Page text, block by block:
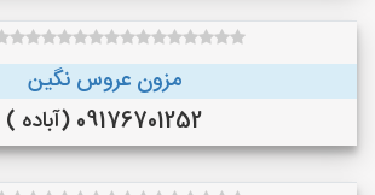
مزون عروس نگین
09176701252 (آباده )